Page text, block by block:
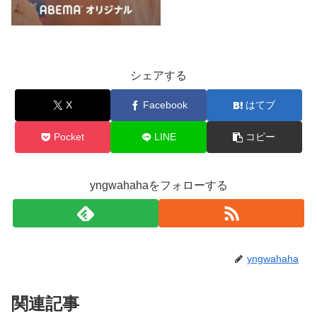
シェアする
X Facebook はてブ
Pocket LINE コピー
yngwahahaをフォローする
yngwahaha
関連記事